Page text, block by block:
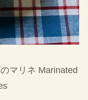
マリネ Marinated